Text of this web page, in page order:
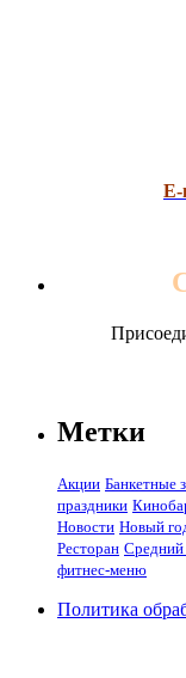
E-
Метки
Акции Банкетные
праздники
Новости Новый
Ресторан Средний
фитнес-меню
Политика